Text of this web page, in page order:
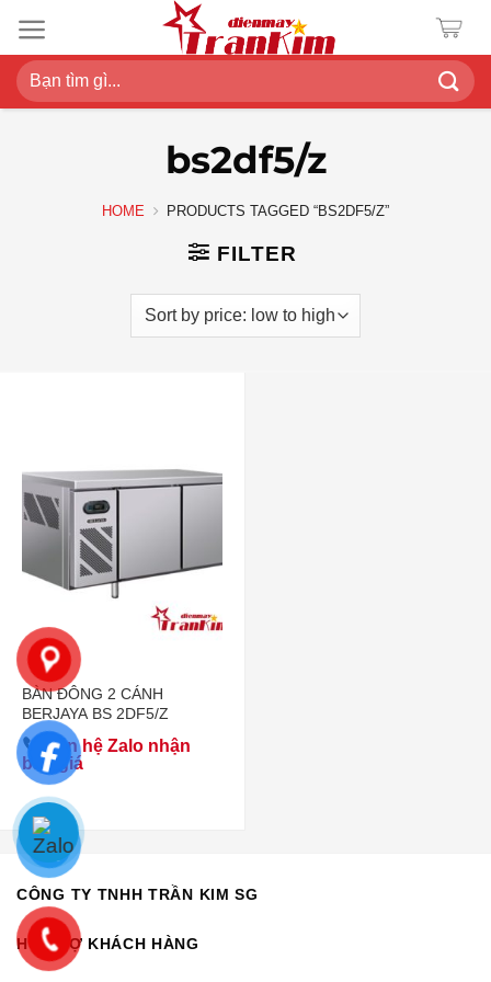
đến
nội
dung
Search
for:
bs2df5/z
HOME PRODUCTS TAGGED “BS2DF5/Z”
FILTER
BÀN ĐÔNG 2 CÁNH
BERJAYA BS 2DF5/Z
Liên hệ Zalo nhận
báo giá
CÔNG TY TNHH TRẦN KIM SG
HỖ TRỢ KHÁCH HÀNG